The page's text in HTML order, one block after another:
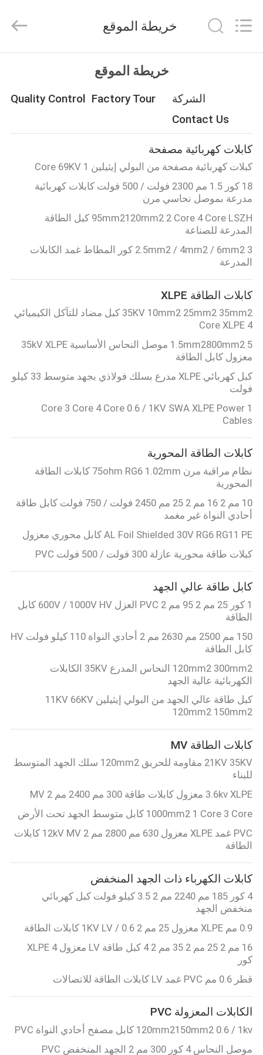
منتجات
معلومات
عنا
جولة
في
المعمل
مراقبة
الجودة
اتصل
بنا
اطلب
اقتباس
خريطة
الموقع
PRIVACY
POLICY
Management
Services
Rights
خريطة الموقع
خريطة الموقع
الشركة Factory Tour
Quality Control
Contact Us
كابلات كهربائية مصفحة
كبلات كهربائية مصفحة من البولي إيثيلين 1 Core 69KV
18 كور 1.5 مم 2300 فولت / 500 فولت كابلات كهربائية
مدرعة بموصل نحاسي مرن
95mm2120mm2 2 Core 4 Core LSZH كبل الطاقة
المدرعة للصناعة
2.5mm2 / 4mm2 / 6mm2 3 كور المطاط غمد الكابلات
المدرعة
كابلات الطاقة XLPE
35KV 10mm2 25mm2 35mm2 كبل مضاد للتآكل الكيميائي
4 Core XLPE
1.5mm2800mm2 5 موصل النحاس الأساسية 35kV XLPE
معزول كابل الطاقة
كبل كهربائي XLPE مدرع بسلك فولاذي بجهد متوسط ​​33 كيلو
فولت
1 Core 3 Core 4 Core 0.6 / 1KV SWA XLPE Power
Cables
كابلات الطاقة المحورية
نظام مراقبة مرن 75ohm RG6 1.02mm كابلات الطاقة
المحورية
10 مم 2 16 مم 2 25 مم 2450 فولت / 750 فولت كابل طاقة
أحادي النواة غير مغمد
AL Foil Shielded 30V RG6 RG11 PE كابل محوري معزول
كبلات طاقة محورية عازلة 300 فولت / 500 فولت PVC
كابل طاقة عالي الجهد
1 كور 25 مم 2 95 مم 2 PVC العزل 600V / 1000V HV كابل
الطاقة
150 مم 2500 مم 2630 مم 2 أحادي النواة 110 كيلو فولت HV
كابل الطاقة
120mm2 300mm2 النحاس المدرع 35KV الكابلات
الكهربائية عالية الجهد
كبل طاقة عالي الجهد من البولي إيثيلين 11KV 66KV
120mm2 150mm2
كابلات الطاقة MV
21KV 35KV مقاومة للحريق 120mm2 سلك الجهد المتوسط ​​
للبناء
3.6kv XLPE معزول كابلات طاقة 300 مم 2400 مم 2 MV
1000mm2 1 Core 3 Core كابل متوسط ​​الجهد تحت الأرض
PVC غمد XLPE معزول 630 مم 2800 مم 2 12kV MV كابلات
الطاقة
كابلات الكهرباء ذات الجهد المنخفض
4 كور 185 مم 2240 مم 2 3.5 كيلو فولت كبل كهربائي
منخفض الجهد
0.9 مم XLPE معزول 25 مم 2 0.6 / 1KV LV كابلات الطاقة
16 مم 2 25 مم 2 35 مم 2 4 كبل طاقة LV معزول XLPE 4
كور
قطر 0.6 مم PVC غمد LV كابلات الطاقة للاتصالات
الكابلات المعزولة PVC
120mm2150mm2 0.6 / 1kv كابل مصفح أحادي النواة PVC
موصل النحاس 4 كور 300 مم 2 الجهد المنخفض PVC